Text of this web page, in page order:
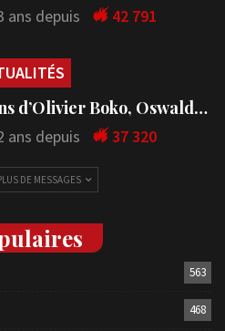
ans depuis 42 791
d’Olivier Boko, Oswald…
ans depuis 37 320
DE MESSAGES
563
468